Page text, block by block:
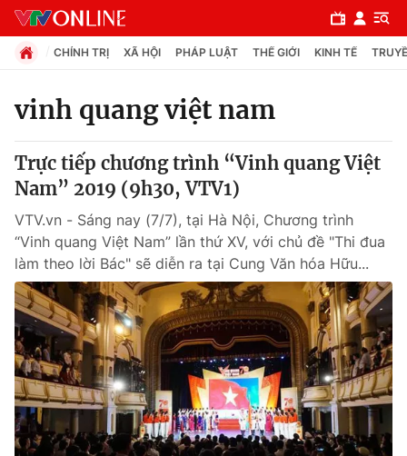
Chuyên mục
Chính trị
Xã hội
Pháp luật
Y tế
Thế giới
Tin tức
Kinh tế
CHÍNH TRỊ XÃ HỘI PHÁP LUẬT THẾ GIỚI KINH TẾ
vinh quang việt nam
Trực tiếp chương trình “Vinh quang Việt
Nam” 2019 (9h30, VTV1)
VTV.vn - Sáng nay (7/7), tại Hà Nội, Chương trình
“Vinh quang Việt Nam” lần thứ XV, với chủ đề "Thi đua
làm theo lời Bác" sẽ diễn ra tại Cung Văn hóa Hữu...